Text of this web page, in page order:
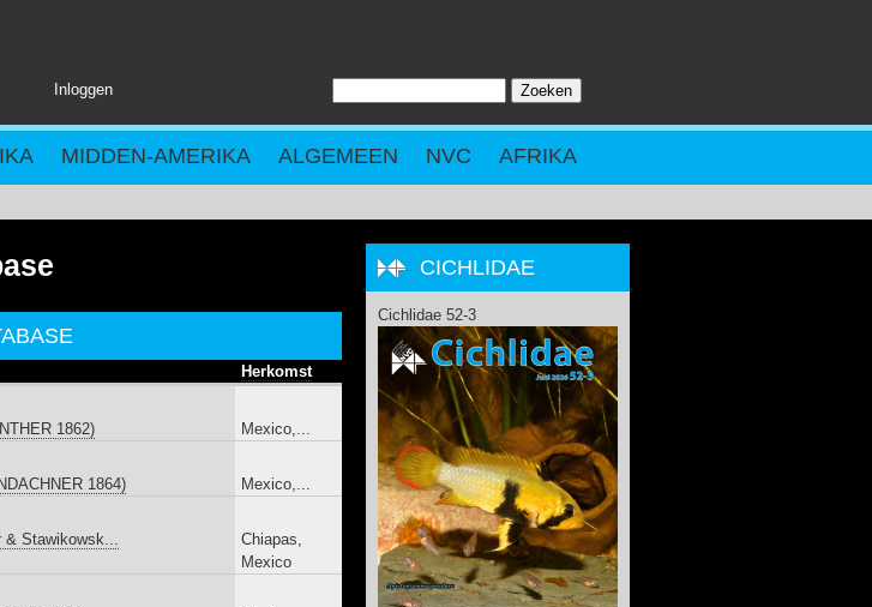
Inloggen
ZOEKVELD
MIDDEN-AMERIKA ALGEMEEN NVC AFRIKA
Herkomst
1862) Mexico,...
1864) Mexico,...
& Stawikowsk...
Chiapas,
Mexico
CICHLIDAE
Cichlidae 52-3